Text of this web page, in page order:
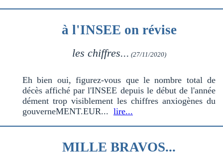
à l'INSEE on révise
les chiffres... (27/11/2020)
Eh bien oui, figurez-vous que le nombre total de
décès affiché par l'INSEE depuis le début de l'année
dément trop visiblement les chiffres anxiogènes du
gouverneMENT.EUR... lire...
MILLE BRAVOS...